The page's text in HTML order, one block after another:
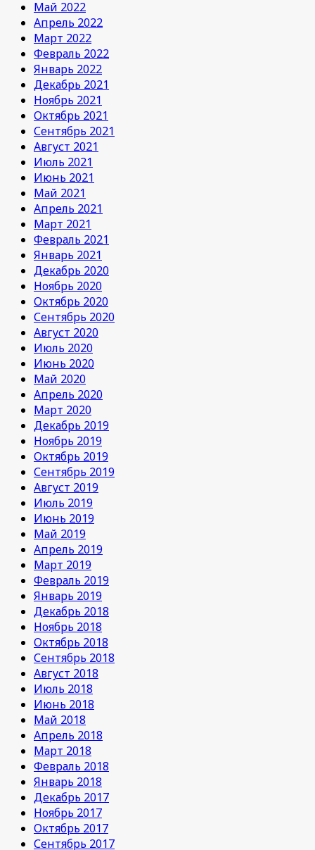
Май 2022
Апрель 2022
Март 2022
Февраль 2022
Январь 2022
Декабрь 2021
Ноябрь 2021
Октябрь 2021
Сентябрь 2021
Август 2021
Июль 2021
Июнь 2021
Май 2021
Апрель 2021
Март 2021
Февраль 2021
Январь 2021
Декабрь 2020
Ноябрь 2020
Октябрь 2020
Сентябрь 2020
Август 2020
Июль 2020
Июнь 2020
Май 2020
Апрель 2020
Март 2020
Декабрь 2019
Ноябрь 2019
Октябрь 2019
Сентябрь 2019
Август 2019
Июль 2019
Июнь 2019
Май 2019
Апрель 2019
Март 2019
Февраль 2019
Январь 2019
Декабрь 2018
Ноябрь 2018
Октябрь 2018
Сентябрь 2018
Август 2018
Июль 2018
Июнь 2018
Май 2018
Апрель 2018
Март 2018
Февраль 2018
Январь 2018
Декабрь 2017
Ноябрь 2017
Октябрь 2017
Сентябрь 2017